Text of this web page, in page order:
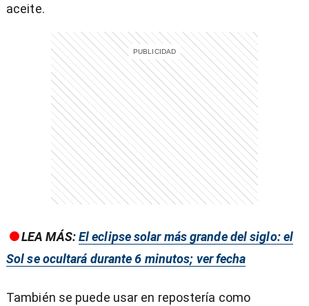
aceite.
LEA MÁS:El eclipse solar más grande del siglo: el
Sol se ocultará durante 6 minutos; ver fecha
También se puede usar en repostería como